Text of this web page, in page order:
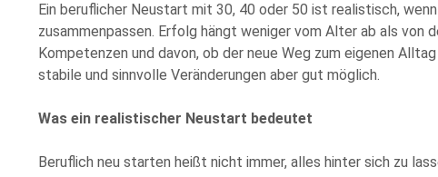
Ein beruflicher Neustart mit 30, 40 oder 50 ist realistisch,
zusammenpassen. Erfolg hängt weniger vom Alter ab als von
Kompetenzen und davon, ob der neue Weg zum eigenen
stabile und sinnvolle Veränderungen aber gut möglich.
Was ein realistischer Neustart bedeutet
Beruflich neu starten heißt nicht immer, alles hinter sich zu